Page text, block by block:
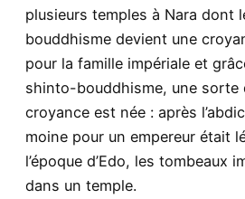
plusieurs temples à Nara dont
bouddhisme devient une
pour la famille impériale et
shinto-bouddhisme, une sorte
croyance est née : après
moine pour un empereur était
l’époque d’Edo, les tombeaux
dans un temple.